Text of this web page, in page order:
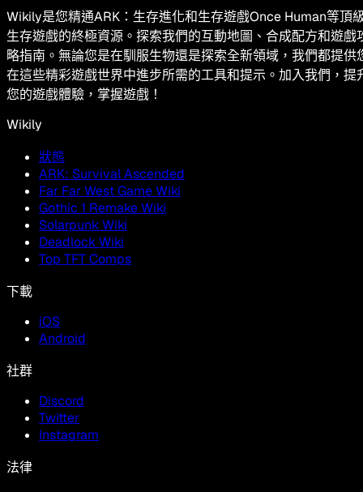
Wikily是您精通ARK：生存進化和生存遊戲Once Human等頂
生存遊戲的終極資源。探索我們的互動地圖、合成配方和遊戲
略指南。無論您是在馴服生物還是探索全新領域，我們都提供
在這些精彩遊戲世界中進步所需的工具和提示。加入我們，提
您的遊戲體驗，掌握遊戲！
Wikily
狀態
ARK: Survival Ascended
Far Far West Game Wiki
Gothic 1 Remake Wiki
Solarpunk Wiki
Deadlock Wiki
Top TFT Comps
下載
iOS
Android
社群
Discord
Twitter
Instagram
法律